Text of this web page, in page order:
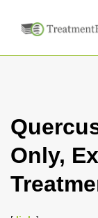
Only,